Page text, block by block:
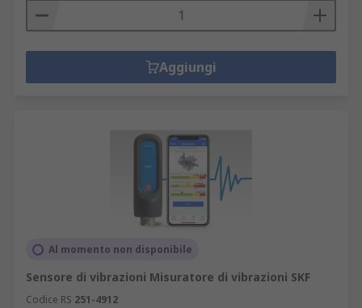
Aggiungi
Al momento non disponibile
Sensore di vibrazioni Misuratore di vibrazioni SKF
Codice RS 251-4912